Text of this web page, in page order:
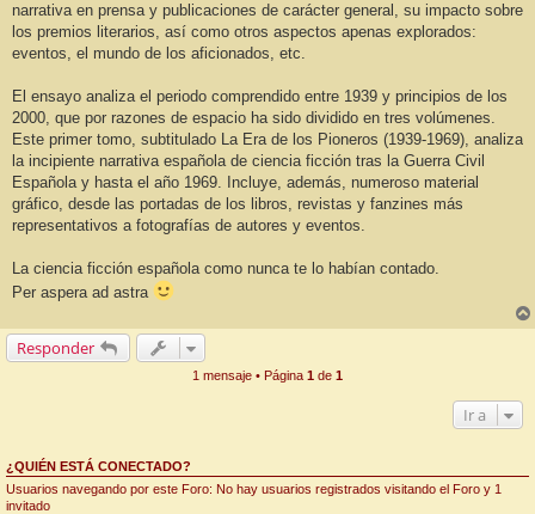
narrativa en prensa y publicaciones de carácter general, su impacto sobre
los premios literarios, así como otros aspectos apenas explorados:
eventos, el mundo de los aficionados, etc.
El ensayo analiza el periodo comprendido entre 1939 y principios de los
2000, que por razones de espacio ha sido dividido en tres volúmenes.
Este primer tomo, subtitulado La Era de los Pioneros (1939-1969), analiza
la incipiente narrativa española de ciencia ficción tras la Guerra Civil
Española y hasta el año 1969. Incluye, además, numeroso material
gráfico, desde las portadas de los libros, revistas y fanzines más
representativos a fotografías de autores y eventos.
La ciencia ficción española como nunca te lo habían contado.
Per aspera ad astra
Responder
1 mensaje • Página 1 de 1
Ir a
¿QUIÉN ESTÁ CONECTADO?
Usuarios navegando por este Foro: No hay usuarios registrados visitando el Foro y 1
invitado